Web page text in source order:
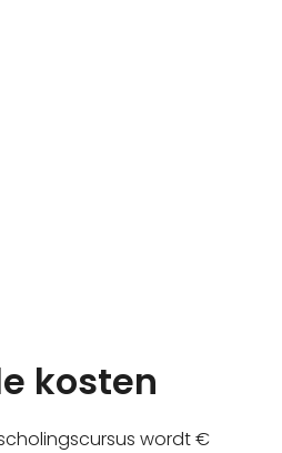
kosten
wordt €